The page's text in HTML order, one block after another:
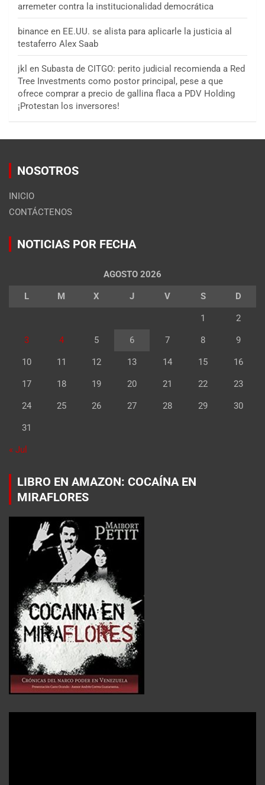
arremeter contra la institucionalidad democrática
binance en EE.UU. se alista para aplicarle la justicia al
testaferro Alex Saab
jkl en Subasta de CITGO: perito judicial recomienda a Red
Tree Investments como postor principal, pese a que
ofrece comprar a precio de gallina flaca a PDV Holding
¡Protestan los inversores!
NOSOTROS
INICIO
CONTÁCTENOS
NOTICIAS POR FECHA
AGOSTO 2026
L M X J V S D
1 2
3 4 5 6 7 8 9
10 11 12 13 14 15 16
17 18 19 20 21 22 23
24 25 26 27 28 29 30
31
« Jul
LIBRO EN AMAZON: COCAÍNA EN
MIRAFLORES